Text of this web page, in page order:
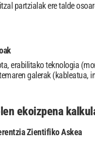
partzialak ere talde
erabilitako teknologia
galerak (kableatua,
ekoizpena
Zientifiko Askea